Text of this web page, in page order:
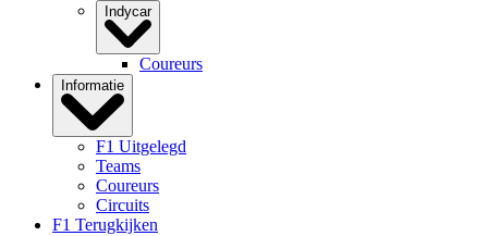
Indycar
Coureurs
Informatie
F1 Uitgelegd
Teams
Coureurs
Circuits
F1 Terugkijken